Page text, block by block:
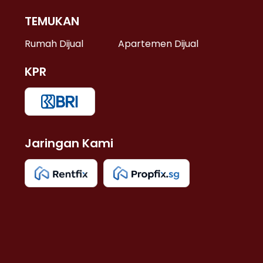
TEMUKAN
Rumah Dijual Apartemen Dijual
KPR
Jaringan Kami